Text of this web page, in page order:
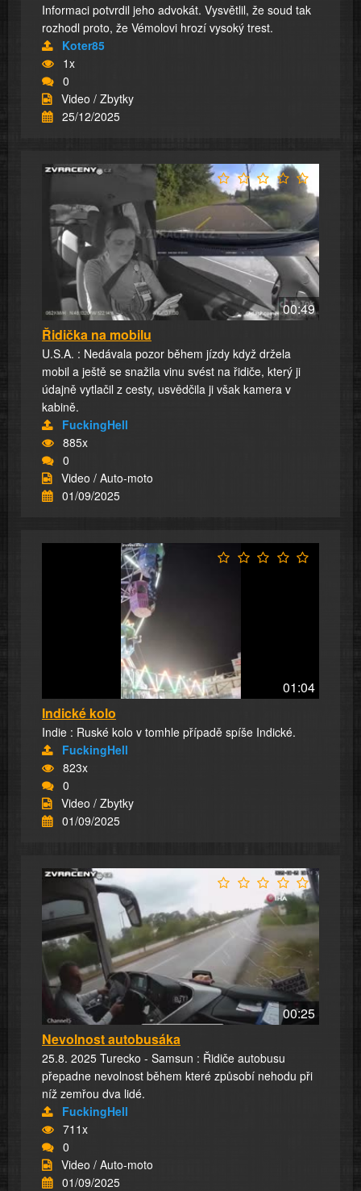
Informaci potvrdil jeho advokát. Vysvětlil, že soud tak
rozhodl proto, že Vémolovi hrozí vysoký trest.
Koter85
1x
0
Video / Zbytky
25/12/2025
00:49
Řidička na mobilu
U.S.A. : Nedávala pozor během jízdy když držela
mobil a ještě se snažila vinu svést na řidiče, který ji
údajně vytlačil z cesty, usvědčila ji však kamera v
kabině.
FuckingHell
885x
0
Video / Auto-moto
01/09/2025
01:04
Indické kolo
Indie : Ruské kolo v tomhle případě spíše Indické.
FuckingHell
823x
0
Video / Zbytky
01/09/2025
00:25
Nevolnost autobusáka
25.8. 2025 Turecko - Samsun : Řidiče autobusu
přepadne nevolnost během které způsobí nehodu při
níž zemřou dva lidé.
FuckingHell
711x
0
Video / Auto-moto
01/09/2025